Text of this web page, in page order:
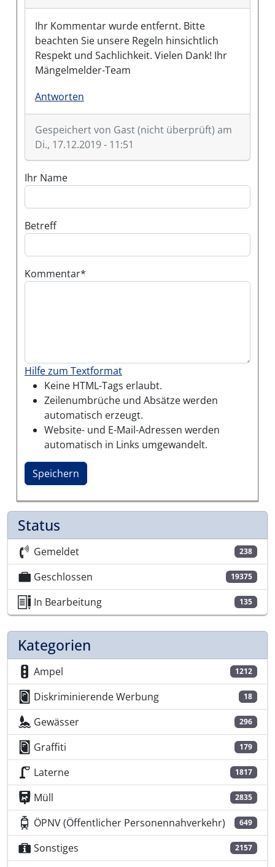
Ihr Kommentar wurde entfernt. Bitte
beachten Sie unsere Regeln hinsichtlich
Respekt und Sachlichkeit. Vielen Dank! Ihr
Mängelmelder-Team
Antworten
Gespeichert von Gast (nicht überprüft) am
Di., 17.12.2019 - 11:51
Ihr Name
Betreff
Kommentar
Hilfe zum Textformat
Keine HTML-Tags erlaubt.
Zeilenumbrüche und Absätze werden
automatisch erzeugt.
Website- und E-Mail-Adressen werden
automatisch in Links umgewandelt.
Status
Gemeldet 238
Geschlossen 19375
In Bearbeitung 135
Kategorien
Ampel 1212
Diskriminierende Werbung 18
Gewässer 296
Graffiti 179
Laterne 1817
Müll 2835
ÖPNV (Öffentlicher Personennahverkehr) 649
Sonstiges 2157